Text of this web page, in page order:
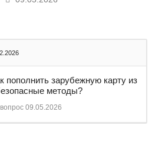
пополнить зарубежную карту из
методы?
09.05.2026